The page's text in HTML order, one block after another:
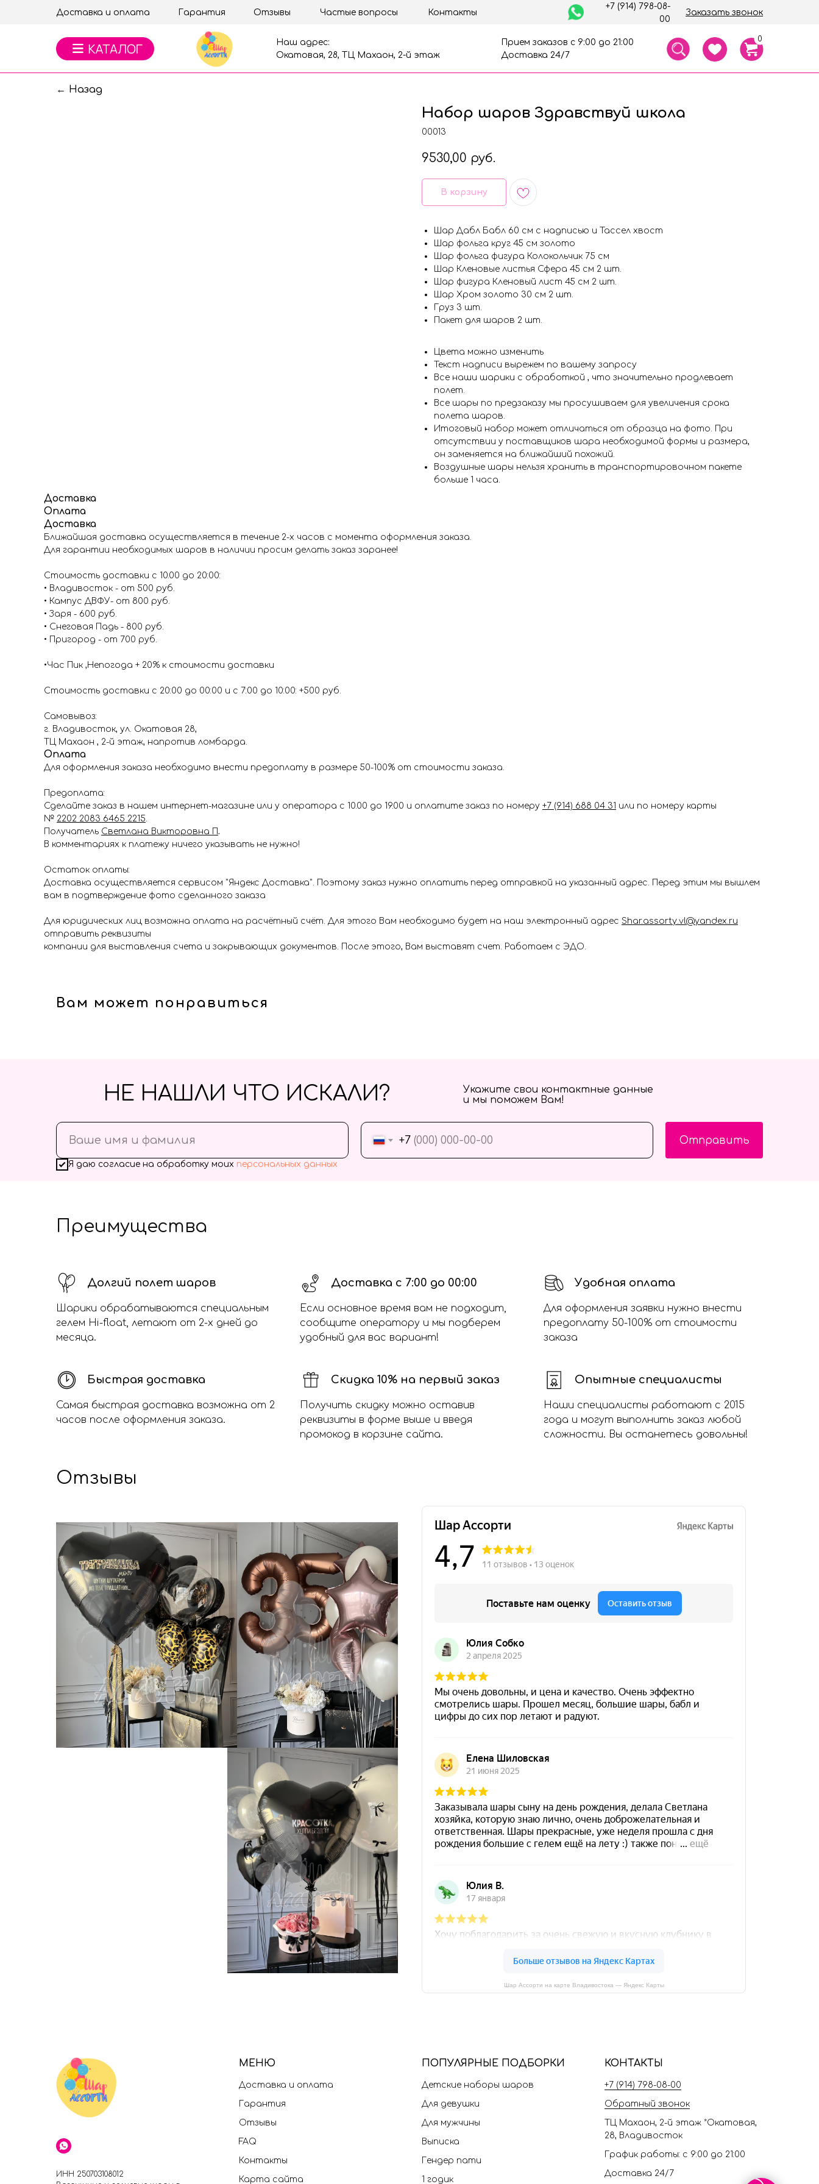
Заказать звонок
+7 (914) 798-08-
00
Доставка и оплата Гарантия Отзывы Частые вопросы Контакты
Прием заказов с 9:00 до 21:00
Доставка 24/7
Наш адрес:
Окатовая, 28, ТЦ Махаон, 2-й этаж
0
← Назад
Набор шаров Здравствуй школа
00013
9530,00 руб.
В корзину
Шар Дабл Бабл 60 см с надписью и Тассел хвост
Шар фольга круг 45 см золото
Шар фольга фигура Колокольчик 75 см
Шар Кленовые листья Сфера 45 см 2 шт.
Шар фигура Кленовый лист 45 см 2 шт.
Шар Хром золото 30 см 2 шт.
Груз 3 шт.
Пакет для шаров 2 шт.
Цвета можно изменить
Текст надписи вырежем по вашему запросу
Все наши шарики с обработкой , что значительно продлевает
полет.
Все шары по предзаказу мы просушиваем для увеличения срока
полета шаров.
Итоговый набор может отличаться от образца на фото. При
отсутствии у поставщиков шара необходимой формы и размера,
он заменяется на ближайший похожий.
Воздушные шары нельзя хранить в транспортировочном пакете
больше 1 часа.
Доставка
Оплата
Доставка
Ближайшая доставка осуществляется в течение 2-х часов с момента оформления заказа.
Для гарантии необходимых шаров в наличии просим делать заказ заранее!
Стоимость доставки с 10.00 до 20:00:
• Владивосток - от 500 руб.
• Кампус ДВФУ- от 800 руб.
• Заря - 600 руб.
• Снеговая Падь - 800 руб.
• Пригород - от 700 руб.
•Час Пик ,Непогода + 20% к стоимости доставки
Стоимость доставки с 20:00 до 00:00 и с 7:00 до 10:00: +500 руб.
Самовывоз:
г. Владивосток, ул. Окатовая 28,
ТЦ Махаон , 2-й этаж, напротив ломбарда.
Оплата
Для оформления заказа необходимо внести предоплату в размере 50-100% от стоимости заказа.
Предоплата:
Сделайте заказ в нашем интернет-магазине или у оператора с 10.00 до 19.00 и оплатите заказ по номеру +7 (914) 688 04 31 или по номеру карты
№ 2202 2083 6465 2215.
Получатель Светлана Викторовна П.
В комментариях к платежу ничего указывать не нужно!
Остаток оплаты:
Доставка осуществляется сервисом "Яндекс Доставка". Поэтому заказ нужно оплатить перед отправкой на указанный адрес. Перед этим мы вышлем
вам в подтверждение фото сделанного заказа
Для юридических лиц возможна оплата на расчётный счёт. Для этого Вам необходимо будет на наш электронный адрес Shar.assorty.vl@yandex.ru
отправить реквизиты
компании для выставления счета и закрывающих документов. После этого, Вам выставят счет. Работаем с ЭДО.
Вам может понравиться
+7
Я даю согласие на обработку моих персональных данных
Отправить
НЕ НАШЛИ ЧТО ИСКАЛИ?
Укажите свои контактные данные
и мы поможем Вам!
Преимущества
Долгий полет шаров
Шарики обрабатываются специальным
гелем Hi-float, летают от 2-х дней до
месяца.
Доставка с 7:00 до 00:00
Если основное время вам не подходит,
сообщите оператору и мы подберем
удобный для вас вариант!
Удобная оплата
Для оформления заявки нужно внести
предоплату 50-100% от стоимости
заказа
Быстрая доставка
Самая быстрая доставка возможна от 2
часов после оформления заказа.
Скидка 10% на первый заказ
Получить скидку можно оставив
реквизиты в форме выше и введя
промокод в корзине сайта.
Опытные специалисты
Наши специалисты работают с 2015
года и могут выполнить заказ любой
сложности. Вы останетесь довольны!
Отзывы
Шар Ассорти на карте Владивостока — Яндекс Карты
ИНН 250703108012
МЕНЮ
Доставка и оплата
Гарантия
Отзывы
FAQ
Контакты
Карта сайта
ПОПУЛЯРНЫЕ ПОДБОРКИ
Детские наборы шаров
Для девушки
Для мужчины
Выписка
Гендер пати
1 годик
КОНТАКТЫ
+7 (914) 798-08-00
Обратный звонок
ТЦ Махаон, 2-й этаж *Окатовая,
28, Владивосток
График работы: с 9:00 до 21:00
Доставка 24/7